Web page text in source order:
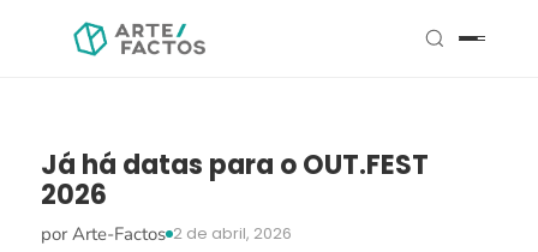
Já há datas para o OUT.FEST
2026
por Arte-Factos 2 de abril, 2026